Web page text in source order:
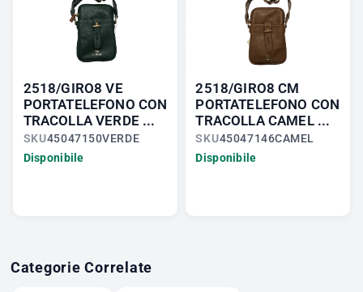
2518/GIRO8 VE
PORTATELEFONO CON
TRACOLLA VERDE ...
SKU45047150VERDE
Disponibile
2518/GIRO8 CM
PORTATELEFONO CON
TRACOLLA CAMEL ...
SKU45047146CAMEL
Disponibile
Categorie Correlate